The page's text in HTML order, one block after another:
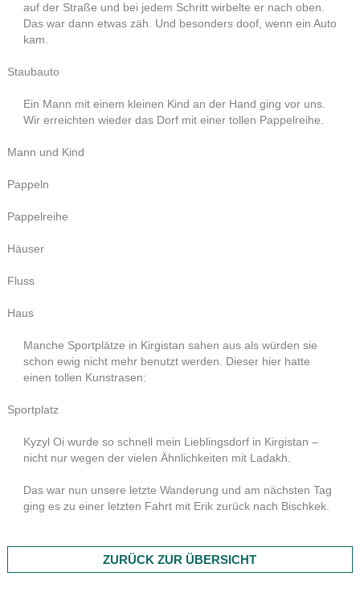
auf der Straße und bei jedem Schritt wirbelte er nach oben.
Das war dann etwas zäh. Und besonders doof, wenn ein Auto
kam.
Staubauto
Ein Mann mit einem kleinen Kind an der Hand ging vor uns.
Wir erreichten wieder das Dorf mit einer tollen Pappelreihe.
Mann und Kind
Pappeln
Pappelreihe
Häuser
Fluss
Haus
Manche Sportplätze in Kirgistan sahen aus als würden sie
schon ewig nicht mehr benutzt werden. Dieser hier hatte
einen tollen Kunstrasen:
Sportplatz
Kyzyl Oi wurde so schnell mein Lieblingsdorf in Kirgistan –
nicht nur wegen der vielen Ähnlichkeiten mit Ladakh.
Das war nun unsere letzte Wanderung und am nächsten Tag
ging es zu einer letzten Fahrt mit Erik zurück nach Bischkek.
ZURÜCK ZUR ÜBERSICHT